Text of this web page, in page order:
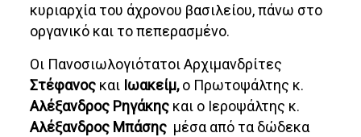
κυριαρχία του άχρονου βασιλείου, πάνω στο
οργανικό και το πεπερασμένο.
Οι Πανοσιωλογιότατοι Αρχιμανδρίτες
Στέφανος και Ιωακείμ,ο Πρωτοψάλτης κ.
Αλέξανδρος Ρηγάκης και ο Ιεροψάλτης κ.
Αλέξανδρος Μπάσης μέσα από τα δώδεκα